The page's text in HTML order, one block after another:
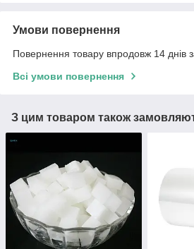
Умови повернення
Повернення товару впродовж 14 днів
Всі умови повернення
З цим товаром також